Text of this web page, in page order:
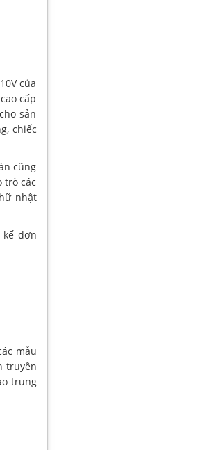
của
cấp
sản
chiếc
cũng
trò các
nhật
kế đơn
mẫu
truyền
trung